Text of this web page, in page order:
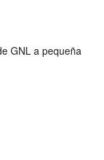
GNL a pequeña